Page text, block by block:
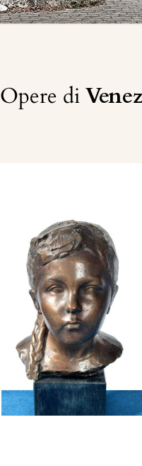
Opere di